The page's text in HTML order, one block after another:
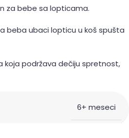
za bebe sa lopticama.
beba ubaci lopticu u koš spušta
koja podržava dečiju spretnost,
6+ meseci